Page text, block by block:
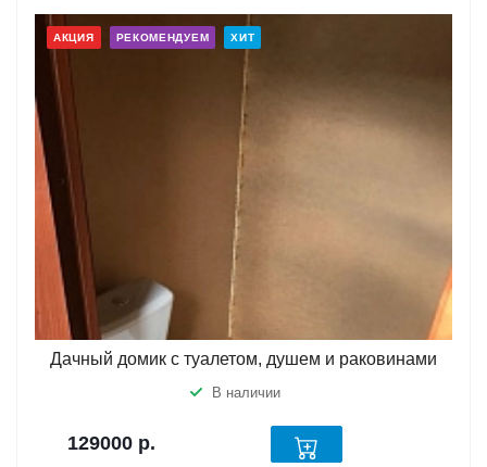
АКЦИЯ РЕКОМЕНДУЕМ ХИТ
Дачный домик с туалетом, душем и раковинами
В наличии
129000 р.